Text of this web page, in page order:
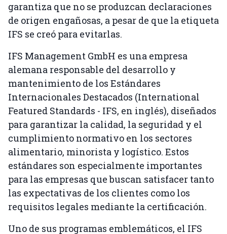
garantiza que no se produzcan declaraciones
de origen engañosas, a pesar de que la etiqueta
IFS se creó para evitarlas.
IFS Management GmbH es una empresa
alemana responsable del desarrollo y
mantenimiento de los Estándares
Internacionales Destacados (International
Featured Standards - IFS, en inglés), diseñados
para garantizar la calidad, la seguridad y el
cumplimiento normativo en los sectores
alimentario, minorista y logístico. Estos
estándares son especialmente importantes
para las empresas que buscan satisfacer tanto
las expectativas de los clientes como los
requisitos legales mediante la certificación.
Uno de sus programas emblemáticos, el IFS